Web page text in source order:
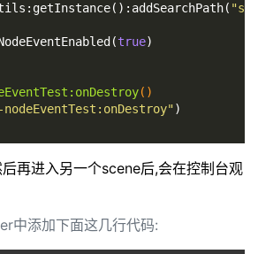
true)
()
)
再进入另一个scene后,会在控制台观
中添加下面这几行代码: